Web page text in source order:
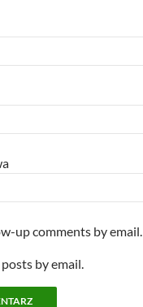
up comments by email.
by email.